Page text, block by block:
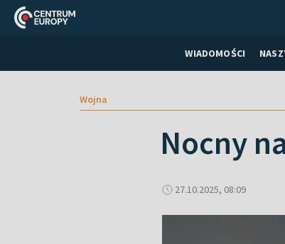
WIADOMOŚCI
Wojna
Nocny
27.10.2025, 08:09